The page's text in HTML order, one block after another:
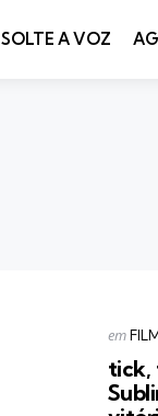
SOLTE A VOZ
em
tick,